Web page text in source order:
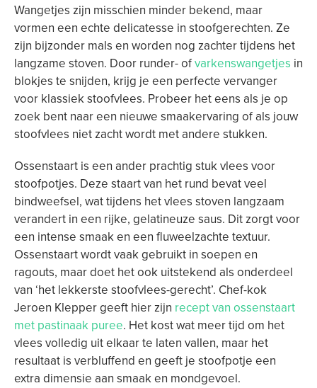
Wangetjes zijn misschien minder bekend, maar
vormen een echte delicatesse in stoofgerechten. Ze
zijn bijzonder mals en worden nog zachter tijdens het
langzame stoven. Door runder- ofvarkenswangetjes in
blokjes te snijden, krijg je een perfecte vervanger
voor klassiek stoofvlees. Probeer het eens als je op
zoek bent naar een nieuwe smaakervaring of als jouw
stoofvlees niet zacht wordt met andere stukken.
Ossenstaart is een ander prachtig stuk vlees voor
stoofpotjes. Deze staart van het rund bevat veel
bindweefsel, wat tijdens het vlees stoven langzaam
verandert in een rijke, gelatineuze saus. Dit zorgt voor
een intense smaak en een fluweelzachte textuur.
Ossenstaart wordt vaak gebruikt in soepen en
ragouts, maar doet het ook uitstekend als onderdeel
van ‘het lekkerste stoofvlees-gerecht’. Chef-kok
Jeroen Klepper geeft hier zijn recept van ossenstaart
met pastinaak puree. Het kost wat meer tijd om het
vlees volledig uit elkaar te laten vallen, maar het
resultaat is verbluffend en geeft je stoofpotje een
extra dimensie aan smaak en mondgevoel.